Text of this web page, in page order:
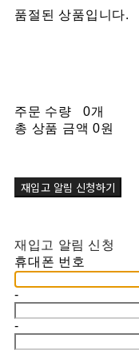
품절된 상품입니다.
주문 수량
0개
총 상품 금액 0원
재입고 알림 신청하기
재입고 알림 신청
휴대폰 번호
-
-